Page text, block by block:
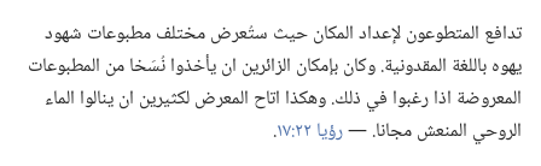
تدافع المتطوعون لإعداد المكان حيث ستُعرض مختلف مطبوعات شهود
يهوه باللغة المقدونية.‏ وكان بإمكان الزائرين ان يأخذوا نُسَخا من المطبوعات
المعروضة اذا رغبوا في ذلك.‏ وهكذا اتاح المعرض لكثيرين ان ينالوا الماء
الروحي المنعش مجانا.‏ —‏رؤيا ٢٢:‏١٧
‏.‏